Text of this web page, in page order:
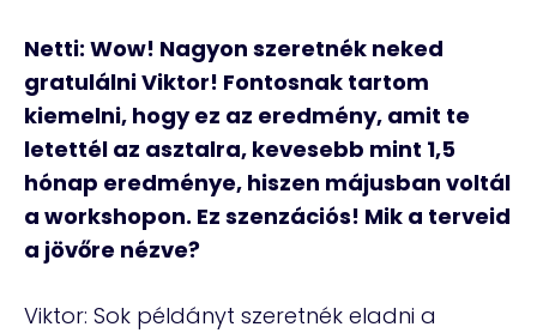
Netti: Wow! Nagyon szeretnék neked
gratulálni Viktor! Fontosnak tartom
kiemelni, hogy ez az eredmény, amit te
letettél az asztalra, kevesebb mint 1,5
hónap eredménye, hiszen májusban voltál
a workshopon. Ez szenzációs! Mik a terveid
a jövőre nézve?
Viktor: Sok példányt szeretnék eladni a